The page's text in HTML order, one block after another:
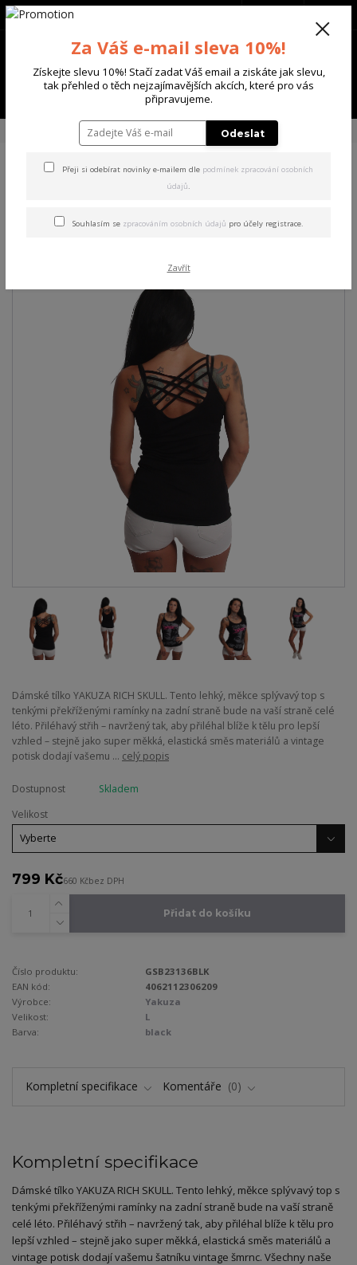
Menu
+420 702 136 620
TRIČKA & TÍLKA Yakuza dámské tílko Give It Cami Top
Yakuza dámské tílko Give It
Cami Top
Dámské tílko YAKUZA RICH SKULL. Tento lehký, měkce splývavý top s
tenkými překříženými ramínky na zadní straně bude na vaší straně celé
léto. Přiléhavý střih – navržený tak, aby přiléhal blíže k tělu pro lepší
vzhled – stejně jako super měkká, elastická směs materiálů a vintage
potisk dodají vašemu ... celý popis
Dostupnost
Skladem
Velikost
799 Kč660 Kčbez DPH
Přidat do košíku
Číslo produktu:
GSB23136BLK
EAN kód:
4062112306209
Výrobce:
Yakuza
Velikost:
L
Barva:
black
Kompletní specifikace Komentáře 0
Kompletní specifikace
Dámské tílko YAKUZA RICH SKULL. Tento lehký, měkce splývavý top s
tenkými překříženými ramínky na zadní straně bude na vaší straně
celé léto. Přiléhavý střih – navržený tak, aby přiléhal blíže k tělu pro
lepší vzhled – stejně jako super měkká, elastická směs materiálů a
vintage potisk dodají vašemu šatníku vintage šmrnc. Všechny naše
Za Váš e-mail sleva 10%!
Získejte slevu 10%! Stačí zadat Váš email a ziskáte jak slevu,
tak přehled o těch nejzajímavějších akcích, které pro vás
připravujeme.
Odeslat
Přeji si odebírat novinky e-mailem dle podmínek zpracování osobních
údajů.
Souhlasím se zpracováním osobních údajů pro účely registrace.
Zavřít